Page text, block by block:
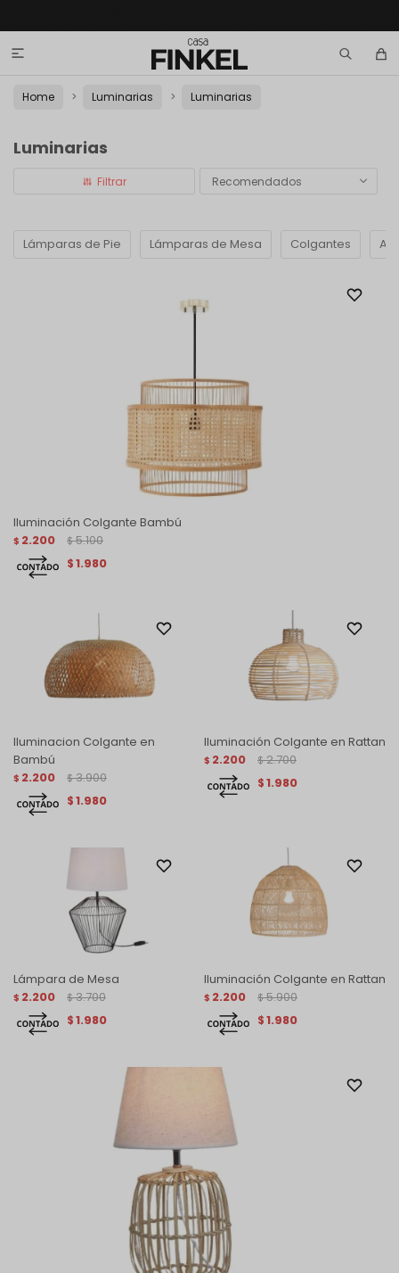

Home Luminarias Luminarias
Luminarias
Recomendados
Lámparas de Pie Lámparas de Mesa Colgantes
Iluminación Colgante Bambú
$ 2.200 $ 5.100
$1.980
Iluminacion Colgante en
Bambú
$ 2.200 $ 3.900
$1.980
Iluminación Colgante en Rattan
$ 2.200 $ 2.700
$1.980
Lámpara de Mesa
$ 2.200 $ 3.700
$1.980
Iluminación Colgante en Rattan
$ 2.200 $ 5.900
$1.980